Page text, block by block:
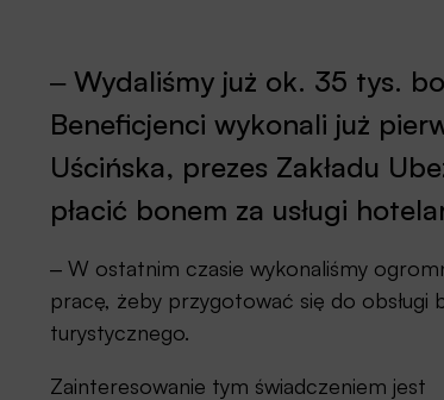
‒ Wydaliśmy już ok. 35 tys.
Beneficjenci wykonali już
Uścińska, prezes Zakładu
płacić bonem za usługi
‒ W ostatnim czasie wykonaliśmy
pracę, żeby przygotować się do obsługi
turystycznego.
Zainteresowanie tym świadczeniem jest